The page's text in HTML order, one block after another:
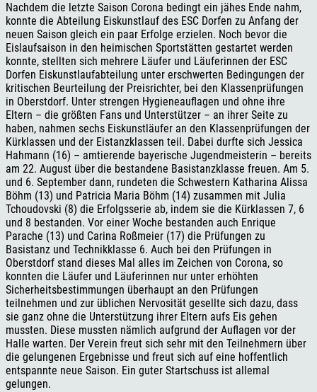
Nachdem die letzte Saison Corona bedingt ein jähes Ende nahm,
konnte die Abteilung Eiskunstlauf des ESC Dorfen zu Anfang der
neuen Saison gleich ein paar Erfolge erzielen. Noch bevor die
Eislaufsaison in den heimischen Sportstätten gestartet werden
konnte, stellten sich mehrere Läufer und Läuferinnen der ESC
Dorfen Eiskunstlaufabteilung unter erschwerten Bedingungen der
kritischen Beurteilung der Preisrichter, bei den Klassenprüfungen
in Oberstdorf. Unter strengen Hygieneauflagen und ohne ihre
Eltern – die größten Fans und Unterstützer – an ihrer Seite zu
haben, nahmen sechs Eiskunstläufer an den Klassenprüfungen der
Kürklassen und der Eistanzklassen teil. Dabei durfte sich Jessica
Hahmann (16) – amtierende bayerische Jugendmeisterin – bereits
am 22. August über die bestandene Basistanzklasse freuen. Am 5.
und 6. September dann, rundeten die Schwestern Katharina Alissa
Böhm (13) und Patricia Maria Böhm (14) zusammen mit Julia
Tchoudovski (8) die Erfolgsserie ab, indem sie die Kürklassen 7, 6
und 8 bestanden. Vor einer Woche bestanden auch Enrique
Parache (13) und Carina Roßmeier (17) die Prüfungen zu
Basistanz und Technikklasse 6. Auch bei den Prüfungen in
Oberstdorf stand dieses Mal alles im Zeichen von Corona, so
konnten die Läufer und Läuferinnen nur unter erhöhten
Sicherheitsbestimmungen überhaupt an den Prüfungen
teilnehmen und zur üblichen Nervosität gesellte sich dazu, dass
sie ganz ohne die Unterstützung ihrer Eltern aufs Eis gehen
mussten. Diese mussten nämlich aufgrund der Auflagen vor der
Halle warten. Der Verein freut sich sehr mit den Teilnehmern über
die gelungenen Ergebnisse und freut sich auf eine hoffentlich
entspannte neue Saison. Ein guter Startschuss ist allemal
gelungen.